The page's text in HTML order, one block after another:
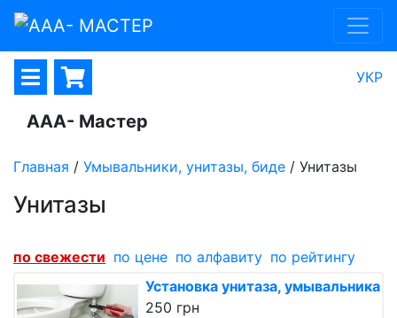
УКР
ААА- Мастер
Главная / Умывальники, унитазы, биде / Унитазы
Унитазы
по cвежести по цене по алфавиту по рейтингу
Установка унитаза, умывальника
250 грн